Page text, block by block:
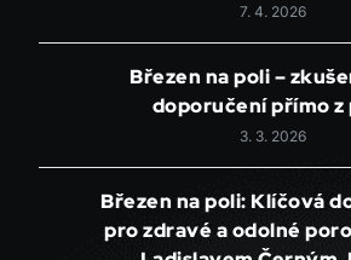
7. 4. 2026
Březen na poli –
doporučení přímo z
3. 3. 2026
Březen na poli: Klíčová
pro zdravé a odolné